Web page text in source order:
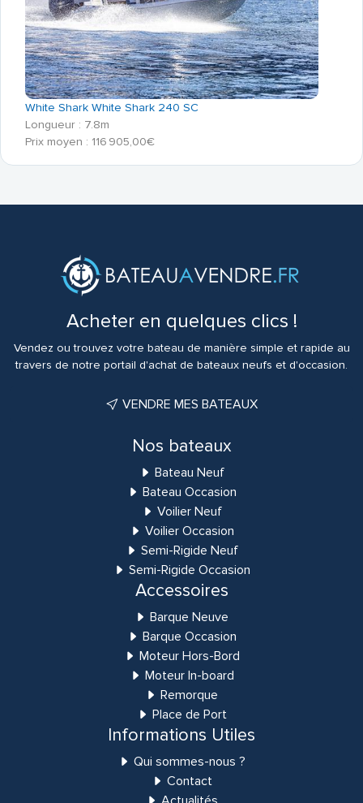
White Shark White Shark 240 SC
Longueur : 7.8m
Prix moyen : 116 905,00€
Acheter en quelques clics !
Vendez ou trouvez votre bateau de manière simple et rapide au
travers de notre portail d'achat de bateaux neufs et d'occasion.
VENDRE MES BATEAUX
Nos bateaux
Bateau Neuf
Bateau Occasion
Voilier Neuf
Voilier Occasion
Semi-Rigide Neuf
Semi-Rigide Occasion
Accessoires
Barque Neuve
Barque Occasion
Moteur Hors-Bord
Moteur In-board
Remorque
Place de Port
Informations Utiles
Qui sommes-nous ?
Contact